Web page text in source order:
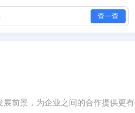
查一查
前景，为企业之间的合作提供更